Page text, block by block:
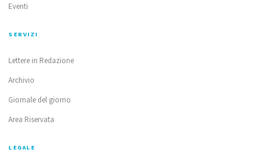
Eventi
SERVIZI
Lettere in Redazione
Archivio
Giornale del giorno
Area Riservata
LEGALE